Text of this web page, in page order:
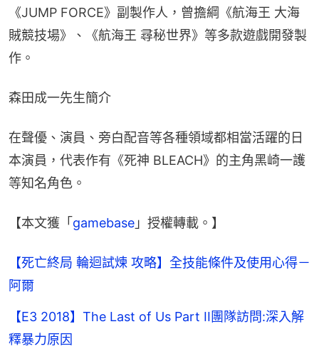
《JUMP FORCE》副製作人，曾擔綱《航海王 大海
賊競技場》、《航海王 尋秘世界》等多款遊戲開發製
作。
森田成一先生簡介
在聲優、演員、旁白配音等各種領域都相當活躍的日
本演員，代表作有《死神 BLEACH》的主角黑崎一護
等知名角色。
【本文獲「 gamebase 」授權轉載。】
【死亡終局 輪迴試煉 攻略】全技能條件及使用心得－
阿爾
【E3 2018】The Last of Us Part II團隊訪問:深入解
釋暴力原因